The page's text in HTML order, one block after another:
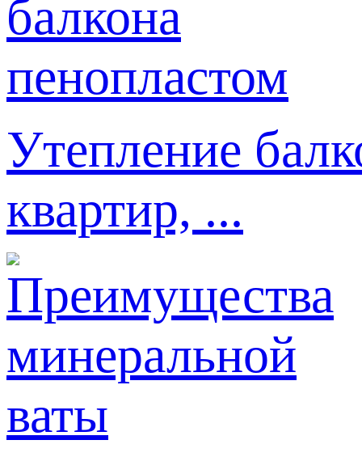
Утепление
квартир, ...